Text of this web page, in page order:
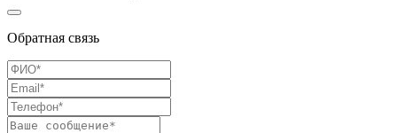
Обратная связь